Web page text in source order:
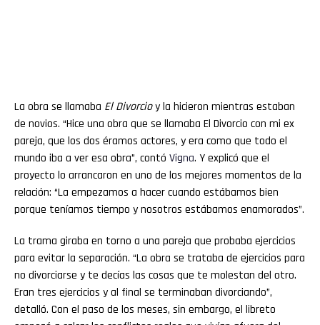
La obra se llamaba El Divorcioy la hicieron mientras estaban
de novios. “Hice una obra que se llamaba El Divorcio con mi ex
pareja, que los dos éramos actores, y era como que todo el
mundo iba a ver esa obra”, contó Vigna. Y explicó que el
proyecto lo arrancaron en uno de los mejores momentos de la
relación: “La empezamos a hacer cuando estábamos bien
porque teníamos tiempo y nosotros estábamos enamorados”.
La trama giraba en torno a una pareja que probaba ejercicios
para evitar la separación. “La obra se trataba de ejercicios para
no divorciarse y te decías las cosas que te molestan del otro.
Eran tres ejercicios y al final se terminaban divorciando”,
detalló. Con el paso de los meses, sin embargo, el libreto